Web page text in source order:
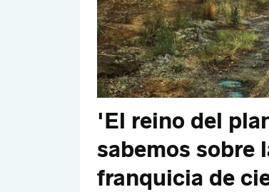
'El reino del
sabemos sobre
franquicia de